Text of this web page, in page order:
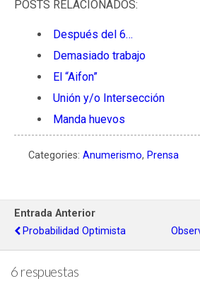
POSTS RELACIONADOS:
Después del 6…
Demasiado trabajo
El “Aifon”
Unión y/o Intersección
Manda huevos
Categories: Anumerismo, Prensa
Entrada Anterior
Probabilidad Optimista
6 respuestas